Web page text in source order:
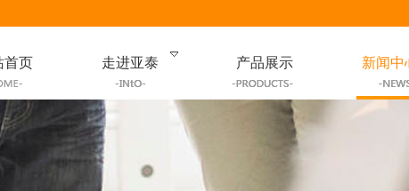
首页 走进亚泰 产品展示 新闻中